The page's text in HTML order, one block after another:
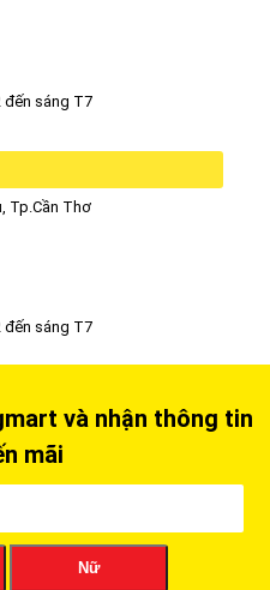
đến sáng T7
Tp.Cần Thơ
đến sáng T7
và nhận thông tin
mãi
Nữ